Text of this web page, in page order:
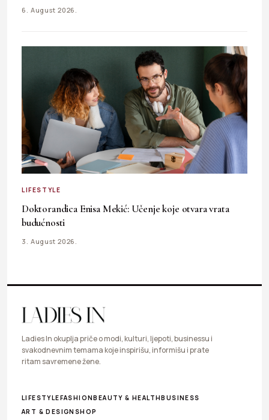
6. August 2026.
LIFESTYLE
Doktorandica Enisa Mekić: Učenje koje otvara vrata
budućnosti
3. August 2026.
Ladies In okuplja priče o modi, kulturi, ljepoti, businessu i
svakodnevnim temama koje inspirišu, informišu i prate
ritam savremene žene.
LIFESTYLEFASHIONBEAUTY & HEALTHBUSINESS
ART & DESIGN SHOP